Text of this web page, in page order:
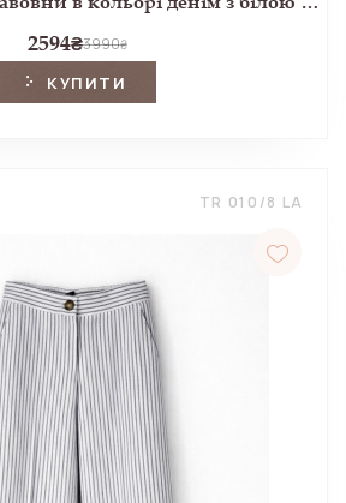
2594₴3990₴
КУПИТИ
TR 010/8 LA